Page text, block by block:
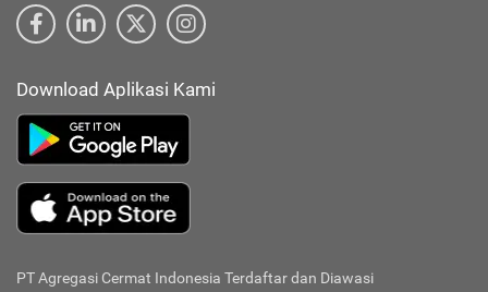
Download Aplikasi Kami
PT Agregasi Cermat Indonesia Terdaftar dan Diawasi